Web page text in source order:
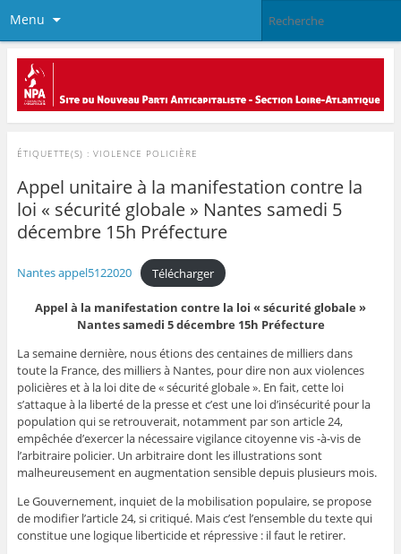
Menu
ÉTIQUETTE(S) : VIOLENCE POLICIÈRE
Appel unitaire à la manifestation contre la
loi « sécurité globale » Nantes samedi 5
décembre 15h Préfecture
Nantes appel5122020 Télécharger
Appel à la manifestation contre la loi « sécurité globale »
Nantes samedi 5 décembre 15h Préfecture
La semaine dernière, nous étions des centaines de milliers dans
toute la France, des milliers à Nantes, pour dire non aux violences
policières et à la loi dite de « sécurité globale ». En fait, cette loi
s’attaque à la liberté de la presse et c’est une loi d’insécurité pour la
population qui se retrouverait, notamment par son article 24,
empêchée d’exercer la nécessaire vigilance citoyenne vis -à-vis de
l’arbitraire policier. Un arbitraire dont les illustrations sont
malheureusement en augmentation sensible depuis plusieurs mois.
Le Gouvernement, inquiet de la mobilisation populaire, se propose
de modifier l’article 24, si critiqué. Mais c’est l’ensemble du texte qui
constitue une logique liberticide et répressive : il faut le retirer.